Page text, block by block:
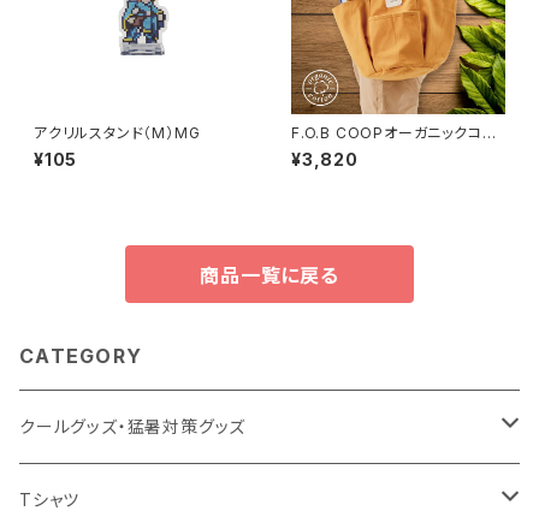
アクリルスタンド（M）MG
¥105
F.O.B COOPオーガニックコッ
トンガーデニングバッグ MG
¥3,820
商品一覧に戻る
CATEGORY
クールグッズ・猛暑対策グッズ
扇風機
Tシャツ